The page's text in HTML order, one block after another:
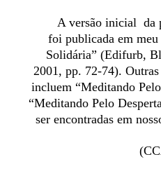
A versão inicial da
foi publicada em
Solidária” (Edifurb,
2001, pp. 72-74).
incluem “Meditando
“Meditando Pelo
ser encontradas em